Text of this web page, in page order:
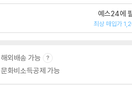
예스24에
최상 매입가
해외배송 가능
문화비소득공제 가능